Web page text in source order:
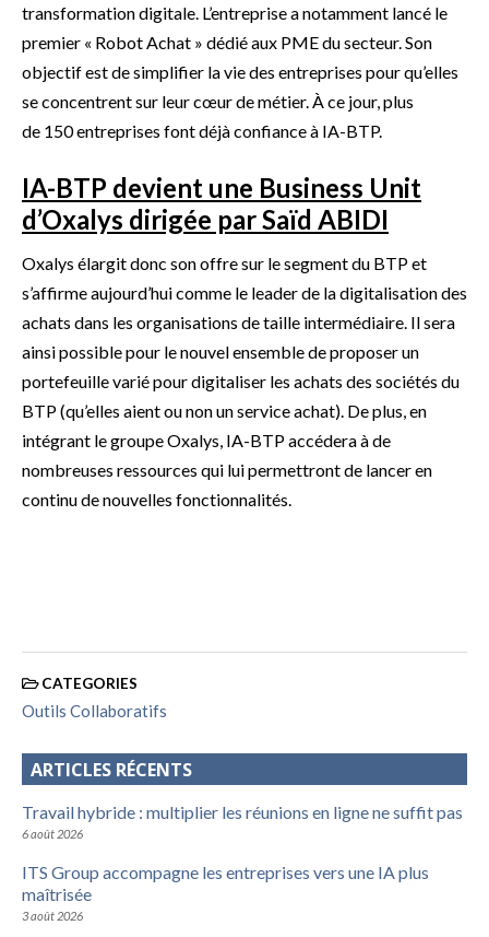
transformation digitale. L’entreprise a notamment lancé le
premier « Robot Achat » dédié aux PME du secteur. Son
objectif est de simplifier la vie des entreprises pour qu’elles
se concentrent sur leur cœur de métier. À ce jour, plus
de 150 entreprises font déjà confiance à IA-BTP.
IA-BTP devient une Business Unit
d’Oxalys dirigée par Saïd ABIDI
Oxalys élargit donc son offre sur le segment du BTP et
s’affirme aujourd’hui comme le leader de la digitalisation des
achats dans les organisations de taille intermédiaire. Il sera
ainsi possible pour le nouvel ensemble de proposer un
portefeuille varié pour digitaliser les achats des sociétés du
BTP (qu’elles aient ou non un service achat). De plus, en
intégrant le groupe Oxalys, IA-BTP accédera à de
nombreuses ressources qui lui permettront de lancer en
continu de nouvelles fonctionnalités.
CATEGORIES
Outils Collaboratifs
ARTICLES RÉCENTS
Travail hybride : multiplier les réunions en ligne ne suffit pas
6 août 2026
ITS Group accompagne les entreprises vers une IA plus
maîtrisée
3 août 2026